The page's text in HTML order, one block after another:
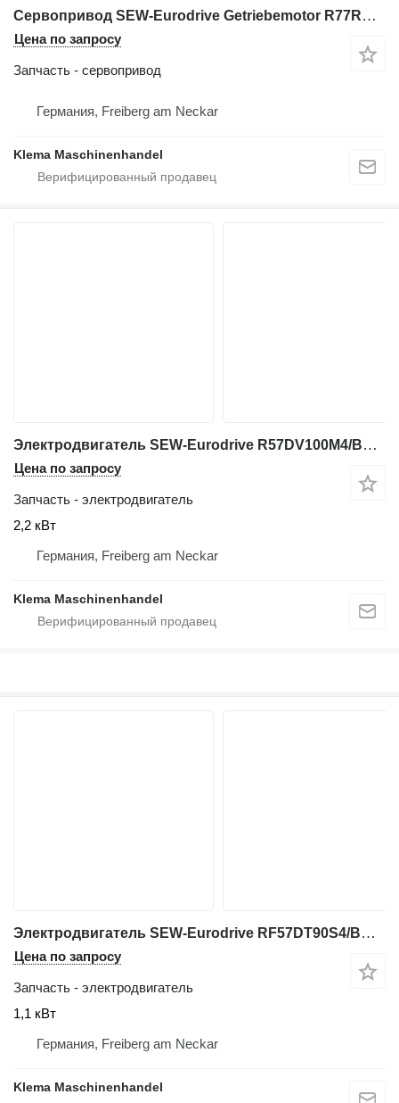
Сервопривод SEW-Eurodrive Getriebemotor R77RDT90S4/BMG/TH/AS3H для промышленного оборудования
Цена по запросу
Запчасть - сервопривод
Германия, Freiberg am Neckar
Klema Maschinenhandel
Электродвигатель SEW-Eurodrive R57DV100M4/BMG/TH/AS3H для промышленного оборудования
Цена по запросу
Запчасть - электродвигатель
2,2 кВт
Германия, Freiberg am Neckar
Klema Maschinenhandel
Электродвигатель SEW-Eurodrive RF57DT90S4/BMG/TH/AS3H для промышленного оборудования
Цена по запросу
Запчасть - электродвигатель
1,1 кВт
Германия, Freiberg am Neckar
Klema Maschinenhandel